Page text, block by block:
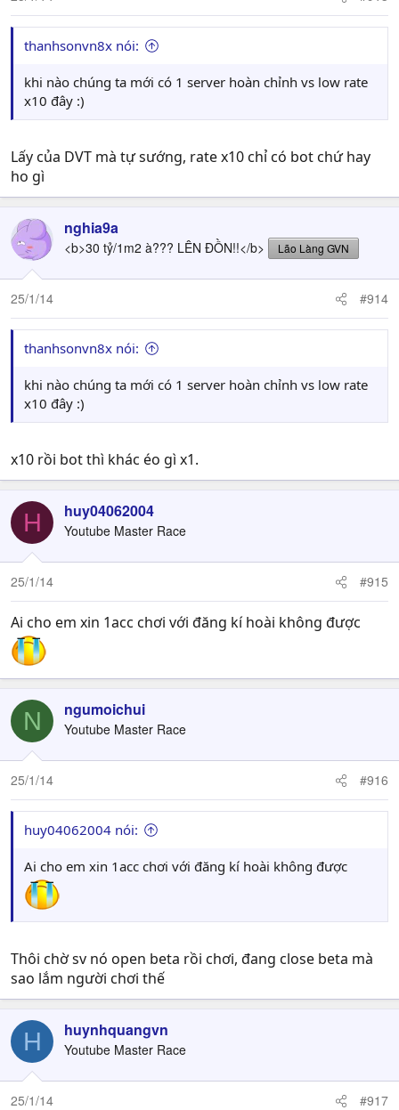
thanhsonvn8x nói:
khi nào chúng ta mới có 1 server hoàn chỉnh vs low rate
x10 đây :)
Lấy của DVT mà tự sướng, rate x10 chỉ có bot chứ hay
ho gì
nghia9a
<b>30 tỷ/1m2 à??? LÊN ĐỒN!!</b> Lão Làng GVN
25/1/14 #914
thanhsonvn8x nói:
khi nào chúng ta mới có 1 server hoàn chỉnh vs low rate
x10 đây :)
x10 rồi bot thì khác éo gì x1.
H huy04062004
Youtube Master Race
25/1/14 #915
Ai cho em xin 1acc chơi với đăng kí hoài không được
N ngumoichui
Youtube Master Race
25/1/14 #916
huy04062004 nói:
Ai cho em xin 1acc chơi với đăng kí hoài không được
Thôi chờ sv nó open beta rồi chơi, đang close beta mà
sao lắm người chơi thế
H huynhquangvn
Youtube Master Race
25/1/14 #917